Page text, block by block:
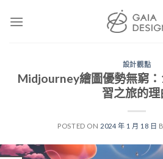
設計觀點
Midjourney繪圖優勢無窮
習之旅的理
POSTED ON 2024 年 1 月 18 日